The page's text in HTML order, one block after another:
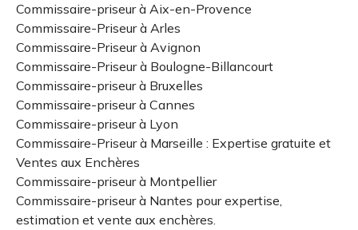
Commissaire-priseur à Aix-en-Provence
Commissaire-Priseur à Arles
Commissaire-Priseur à Avignon
Commissaire-Priseur à Boulogne-Billancourt
Commissaire-priseur à Bruxelles
Commissaire-priseur à Cannes
Commissaire-priseur à Lyon
Commissaire-Priseur à Marseille : Expertise gratuite et
Ventes aux Enchères
Commissaire-priseur à Montpellier
Commissaire-priseur à Nantes pour expertise,
estimation et vente aux enchères.